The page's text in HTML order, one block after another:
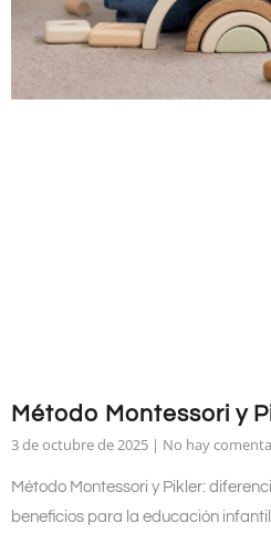
Método Montessori y
3 de octubre de 2025 No hay
Método Montessori y Pikler:
beneficios para la educación